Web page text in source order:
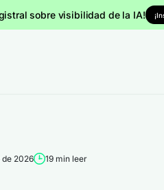
sobre visibilidad de la IA!
2026 19 min leer